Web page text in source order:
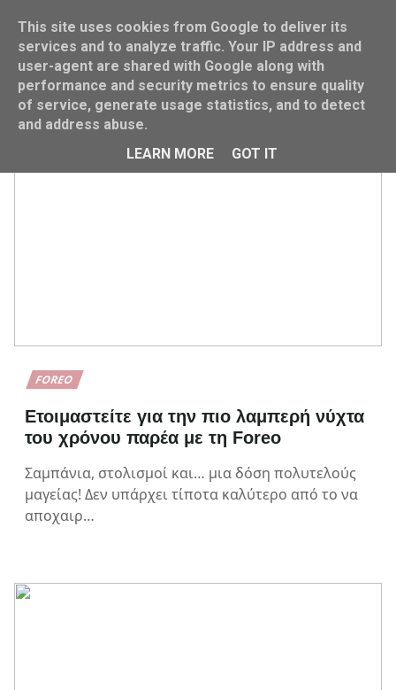
Home Foreo Christmas
FOREO
Ετοιμαστείτε για την πιο λαμπερή νύχτα
του χρόνου παρέα με τη Foreo
Σαμπάνια, στολισμοί και… μια δόση πολυτελούς
μαγείας! Δεν υπάρχει τίποτα καλύτερο από το να
αποχαιρ…
This site uses cookies from Google to deliver its
services and to analyze traffic. Your IP address and
user-agent are shared with Google along with
performance and security metrics to ensure quality
of service, generate usage statistics, and to detect
and address abuse.
LEARN MORE
GOT IT